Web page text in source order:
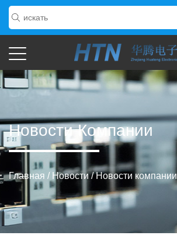
Новости Компании
Главная / Новости/Новости компании